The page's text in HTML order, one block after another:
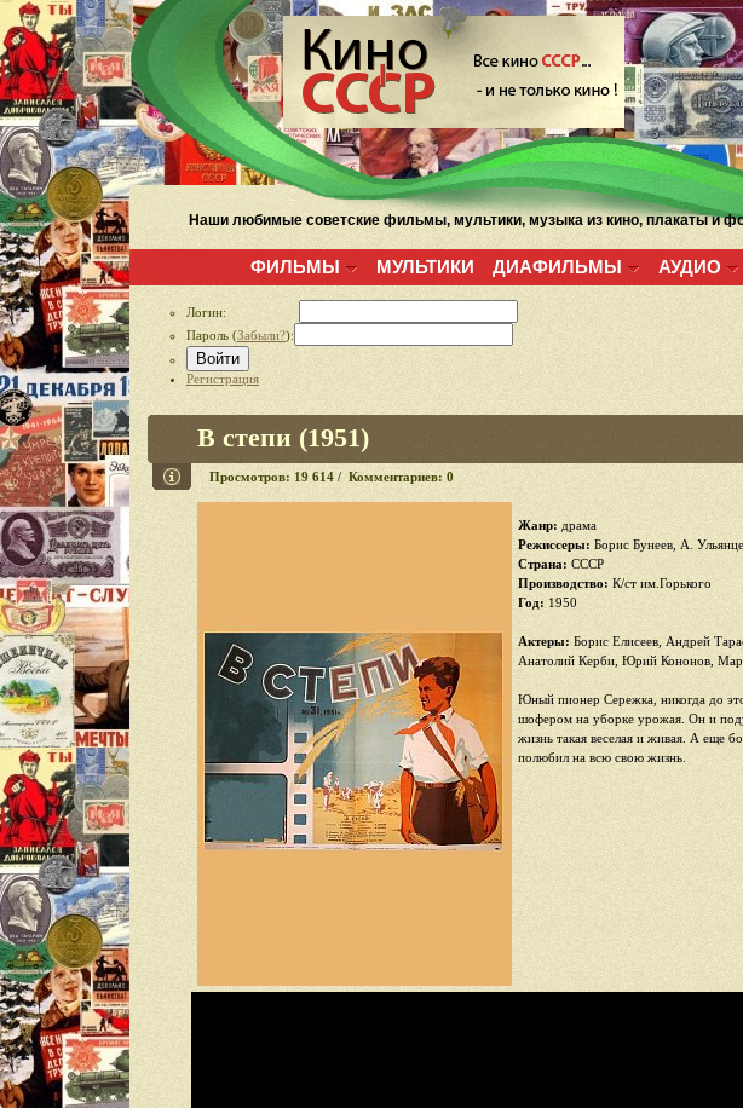
Наши любимые советские фильмы, мультики, музыка из кино, плакаты и
ФИЛЬМЫ МУЛЬТИКИ ДИАФИЛЬМЫ АУДИО
Логин:
Пароль (Забыли?):
Войти
Регистрация
В степи (1951)
Просмотров: 19 614 / Комментариев: 0
Жанр: драма
Режиссеры: Борис Бунеев, А.
Страна: СССР
Производство: К/ст им.Горького
Год: 1950
Актеры: Борис Елисеев, Андрей
Анатолий Керби, Юрий Кононов,
Юный пионер Сережка, никогда до
шофером на уборке урожая. Он и
жизнь такая веселая и живая. А еще
полюбил на всю свою жизнь.